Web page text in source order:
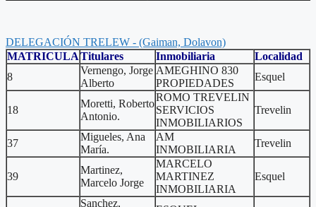
DELEGACIÓN TRELEW - (Gaiman, Dolavon)
MATRICULATitulares Inmobiliaria
Localidad
8
Vernengo, Jorge
Alberto
AMEGHINO 830
PROPIEDADES
Esquel
18
Moretti, Roberto
Antonio.
ROMO TREVELIN
SERVICIOS
INMOBILIARIOS
Trevelin
37
Migueles, Ana
María.
AM
INMOBILIARIA
Trevelin
39
Martinez,
Marcelo Jorge
MARCELO
MARTINEZ
INMOBILIARIA
Esquel
Sanchez,